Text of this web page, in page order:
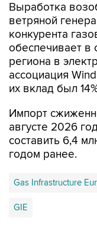
Выработка
ветряной
конкурента
обеспечивает в
региона в
ассоциация
их вклад был
Импорт
августе 2026
составить 6,4
годом ранее.
Gas Infrastructure
GIE